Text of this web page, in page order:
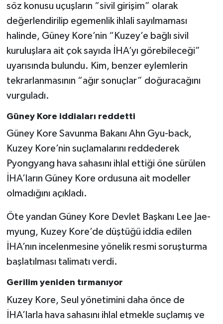
söz konusu uçuşların “sivil girişim” olarak
değerlendirilip egemenlik ihlali sayılmaması
halinde, Güney Kore’nin “Kuzey’e bağlı sivil
kuruluşlara ait çok sayıda İHA’yı görebileceği”
uyarısında bulundu. Kim, benzer eylemlerin
tekrarlanmasının “ağır sonuçlar” doğuracağını
vurguladı.
Güney Kore iddiaları reddetti
Güney Kore Savunma Bakanı Ahn Gyu-back,
Kuzey Kore’nin suçlamalarını reddederek
Pyongyang hava sahasını ihlal ettiği öne sürülen
İHA’ların Güney Kore ordusuna ait modeller
olmadığını açıkladı.
Öte yandan Güney Kore Devlet Başkanı Lee Jae-
myung, Kuzey Kore’de düştüğü iddia edilen
İHA’nın incelenmesine yönelik resmi soruşturma
başlatılması talimatı verdi.
Gerilim yeniden tırmanıyor
Kuzey Kore, Seul yönetimini daha önce de
İHA’larla hava sahasını ihlal etmekle suçlamış ve